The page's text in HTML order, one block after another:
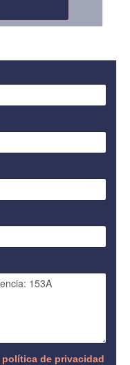
política de privacidad